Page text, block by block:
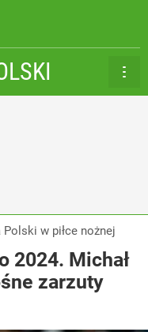
Polski w piłce nożnej
2024. Michał
zarzuty